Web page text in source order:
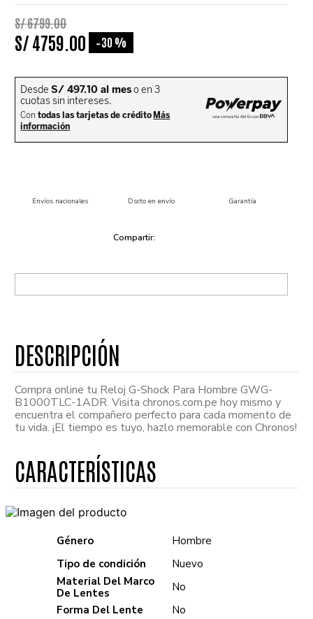
S/6799.00
S/4759 00 -30 %
Envíos nacionales Dscto en envío Garantía
Compra online tu Reloj G-Shock Para Hombre GWG-
B1000TLC-1ADR. Visita chronos.com.pe hoy mismo y
encuentra el compañero perfecto para cada momento de
tu vida. ¡El tiempo es tuyo, hazlo memorable con Chronos!
Género
Hombre
Tipo de condición
Nuevo
Material Del Marco
De Lentes
No
Forma Del Lente
No